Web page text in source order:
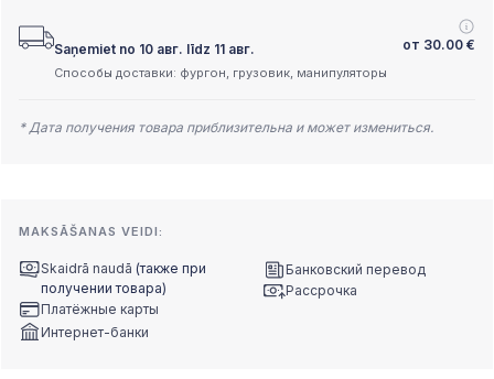
Saņemiet no 10 авг. līdz 11 авг. от 30.00 €
Способы доставки: фургон, грузовик, манипуляторы
* Дата получения товара приблизительна и может измениться.
MAKSĀŠANAS VEIDI:
Skaidrā naudā (также при
получении товара)
Платёжные карты
Интернет-банки
Банковский перевод
Рассрочка